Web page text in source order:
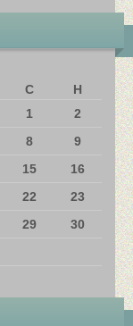
ШКОЛУ
С
Н
1
2
8
9
15
16
22
23
29
30